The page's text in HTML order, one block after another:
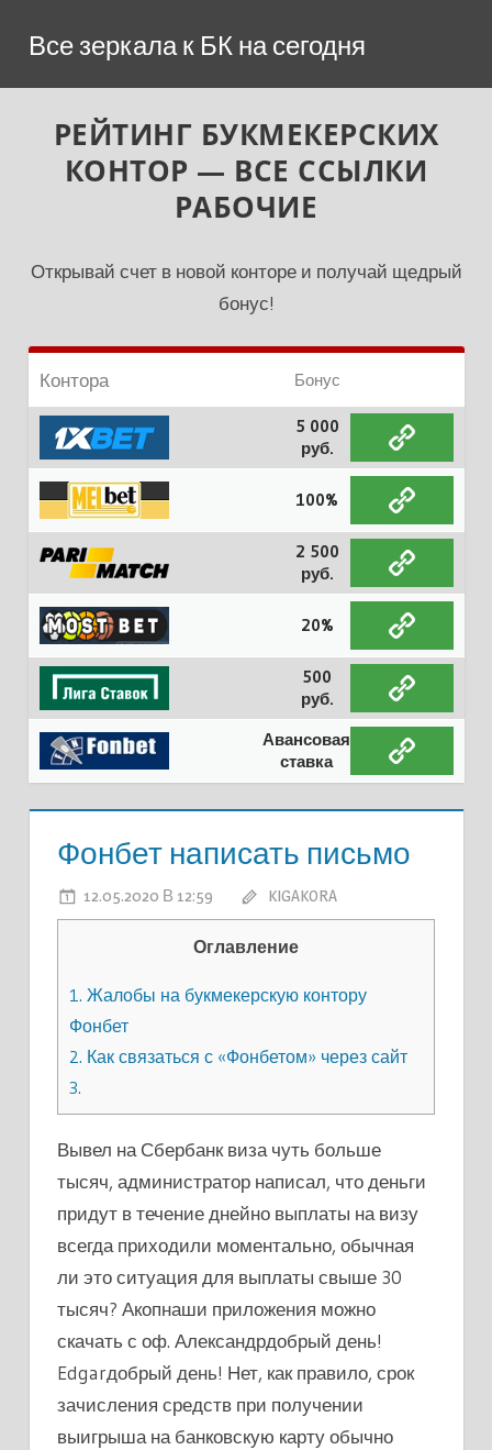
Все зеркала к БК на сегодня
РЕЙТИНГ БУКМЕКЕРСКИХ
КОНТОР — ВСЕ ССЫЛКИ
РАБОЧИЕ
Открывай счет в новой конторе и получай щедрый
бонус!
Контора Бонус
5 000
руб.
100%
2 500
руб.
20%
500
руб.
Авансовая
ставка
Фонбет написать письмо
12.05.2020 В 12:59 KIGAKORA
Оглавление
1. Жалобы на букмекерскую контору
Фонбет
2. Как связаться с «Фонбетом» через сайт
3.
Вывел на Сбербанк виза чуть больше
тысяч, администратор написал, что деньги
придут в течение днейно выплаты на визу
всегда приходили моментально, обычная
ли это ситуация для выплаты свыше 30
тысяч? Акопнаши приложения можно
скачать с оф. Александрдобрый день!
Edgarдобрый день! Нет, как правило, срок
зачисления средств при получении
выигрыша на банковскую карту обычно